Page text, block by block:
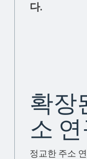
다.
확장
소 연
정교한 주소